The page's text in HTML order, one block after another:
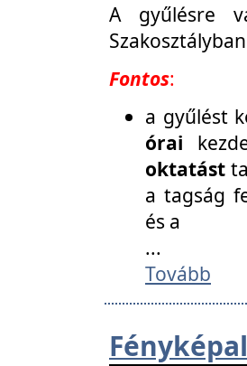
A gyűlésre
Fontos:
a gyűlést
órai
oktatást
a tagság
és a
...
Tovább